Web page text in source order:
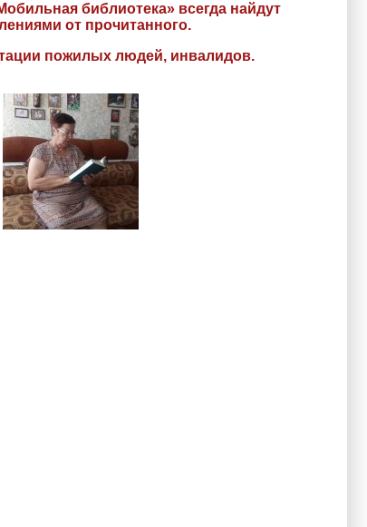
библиотека» всегда найдут
от прочитанного.
пожилых людей, инвалидов.